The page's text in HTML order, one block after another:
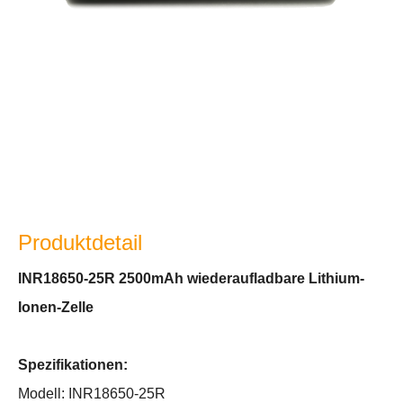
Produktdetail
INR18650-25R 2500mAh wiederaufladbare Lithium-
Ionen-Zelle
Spezifikationen:
Modell: INR18650-25R